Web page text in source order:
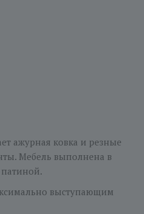
ажурная ковка и резные
Мебель выполнена в
выступающим